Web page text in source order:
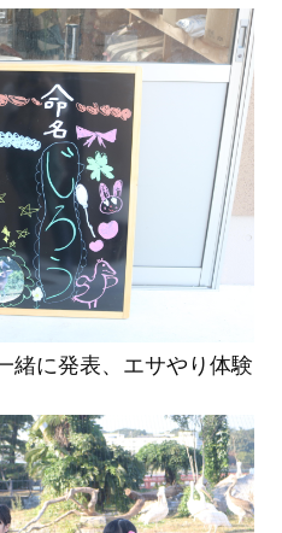
緒に発表、エサやり体験